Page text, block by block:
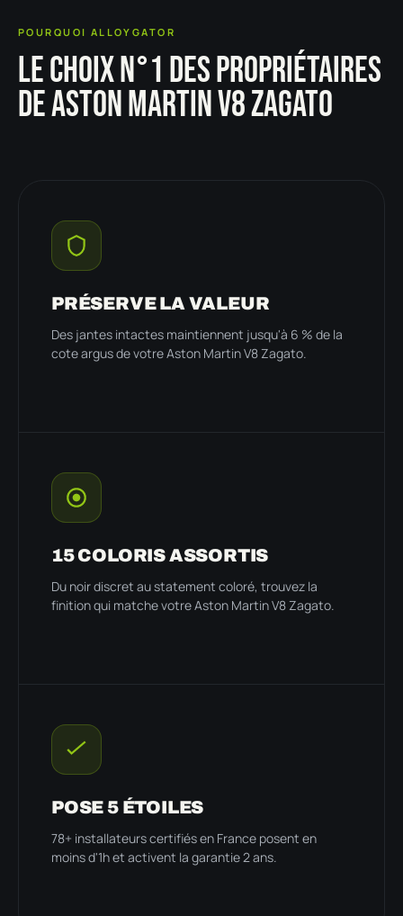
POURQUOI ALLOYGATOR
LE CHOIX N°1 DES PROPRIÉTAIRES
DE ASTON MARTIN V8 ZAGATO
PRÉSERVE LA VALEUR
Des jantes intactes maintiennent jusqu'à 6 % de la
cote argus de votre Aston Martin V8 Zagato.
15 COLORIS ASSORTIS
Du noir discret au statement coloré, trouvez la
finition qui matche votre Aston Martin V8 Zagato.
POSE 5 ÉTOILES
78+ installateurs certifiés en France posent en
moins d'1h et activent la garantie 2 ans.